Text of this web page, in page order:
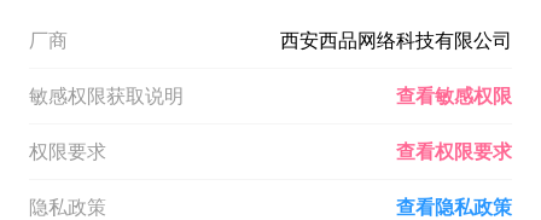
厂商 西安西品网络科技有限公司
敏感权限获取说明 查看敏感权限
权限要求 查看权限要求
隐私政策 查看隐私政策